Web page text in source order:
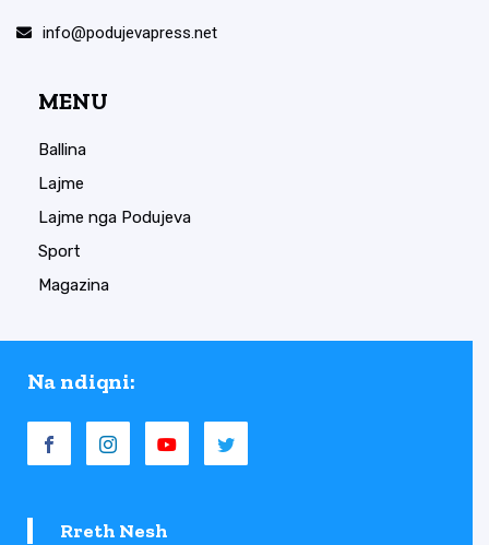
info@podujevapress.net
MENU
Ballina
Lajme
Lajme nga Podujeva
Sport
Magazina
Na ndiqni:
Rreth Nesh